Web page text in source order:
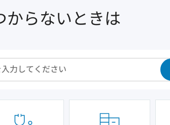
からないときは